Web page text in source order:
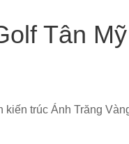
Tân
trúc Ánh Trăng